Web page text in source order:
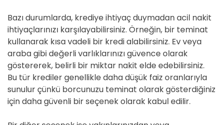
Bazı durumlarda, krediye ihtiyaç duymadan acil nakit
ihtiyaçlarınızı karşılayabilirsiniz. Örneğin, bir teminat
kullanarak kısa vadeli bir kredi alabilirsiniz. Ev veya
araba gibi değerli varlıklarınızı güvence olarak
göstererek, belirli bir miktar nakit elde edebilirsiniz.
Bu tür krediler genellikle daha düşük faiz oranlarıyla
sunulur çünkü borcunuzu teminat olarak gösterdiğiniz
için daha güvenli bir seçenek olarak kabul edilir.